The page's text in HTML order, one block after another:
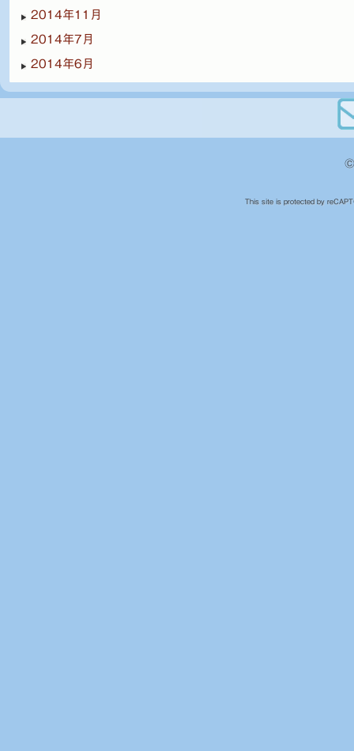
2014年11月
2014年7月
2014年6月
©
This site is protected by